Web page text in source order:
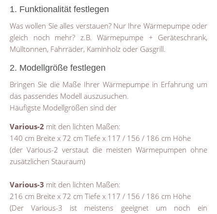
1. Funktionalität festlegen
Was wollen Sie alles verstauen? Nur Ihre Wärmepumpe oder
gleich noch mehr? z.B. Wärmepumpe + Geräteschrank,
Mülltonnen, Fahrräder, Kaminholz oder Gasgrill.
2. Modellgröße festlegen
Bringen Sie die Maße Ihrer Wärmepumpe in Erfahrung um
das passendes Modell auszusuchen.
Häufigste Modellgrößen sind der
Various-2 mit den lichten Maßen:
140 cm Breite x 72 cm Tiefe x 117 / 156 / 186 cm Höhe
(der Various-2 verstaut die meisten Wärmepumpen ohne
zusätzlichen Stauraum)
Various-3 mit den lichten Maßen:
216 cm Breite x 72 cm Tiefe x 117 / 156 / 186 cm Höhe
(Der Various-3 ist meistens geeignet um noch ein